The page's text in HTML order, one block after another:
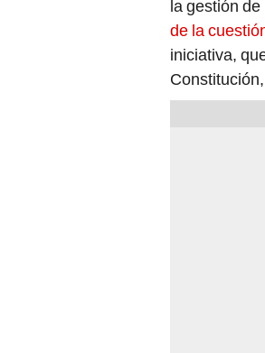
la gestión de
de la
iniciativa,